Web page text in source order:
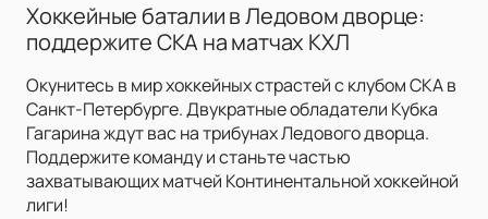
Хоккейные баталии в Ледовом дворце:
поддержите СКА на матчах КХЛ
Окунитесь в мир хоккейных страстей с клубом СКА в
Санкт-Петербурге. Двукратные обладатели Кубка
Гагарина ждут вас на трибунах Ледового дворца.
Поддержите команду и станьте частью
захватывающих матчей Континентальной хоккейной
лиги!